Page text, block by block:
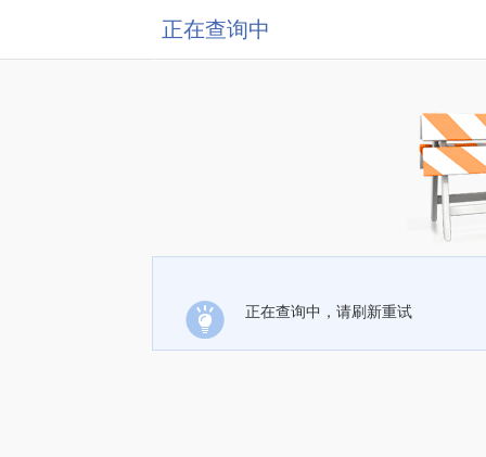
正在查询中
正在查询中，请刷新重试